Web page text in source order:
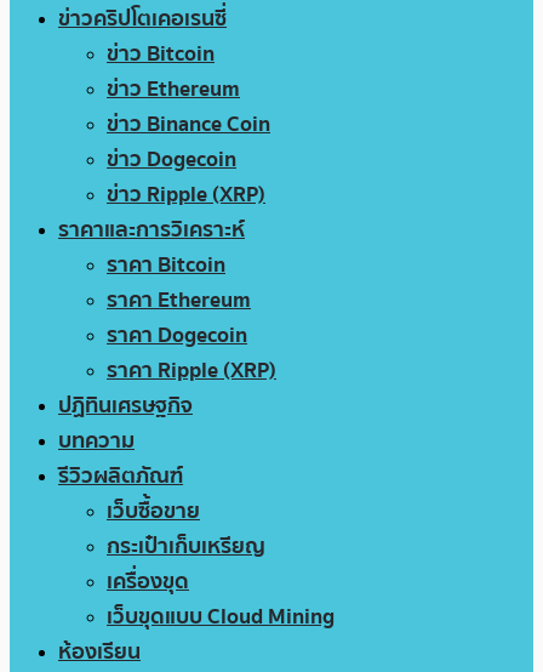
ข่าวคริปโตเคอเรนซี่
ข่าว Bitcoin
ข่าว Ethereum
ข่าว Binance Coin
ข่าว Dogecoin
ข่าว Ripple (XRP)
ราคาและการวิเคราะห์
ราคา Bitcoin
ราคา Ethereum
ราคา Dogecoin
ราคา Ripple (XRP)
ปฏิทินเศรษฐกิจ
บทความ
รีวิวผลิตภัณฑ์
เว็บซื้อขาย
กระเป๋าเก็บเหรียญ
เครื่องขุด
เว็บขุดแบบ Cloud Mining
ห้องเรียน